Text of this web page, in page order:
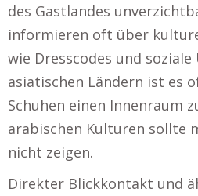
des Gastlandes
informieren oft über
wie Dresscodes und
asiatischen Ländern ist es
Schuhen einen Innenraum
arabischen Kulturen sollte
nicht zeigen.
Direkter Blickkontakt und